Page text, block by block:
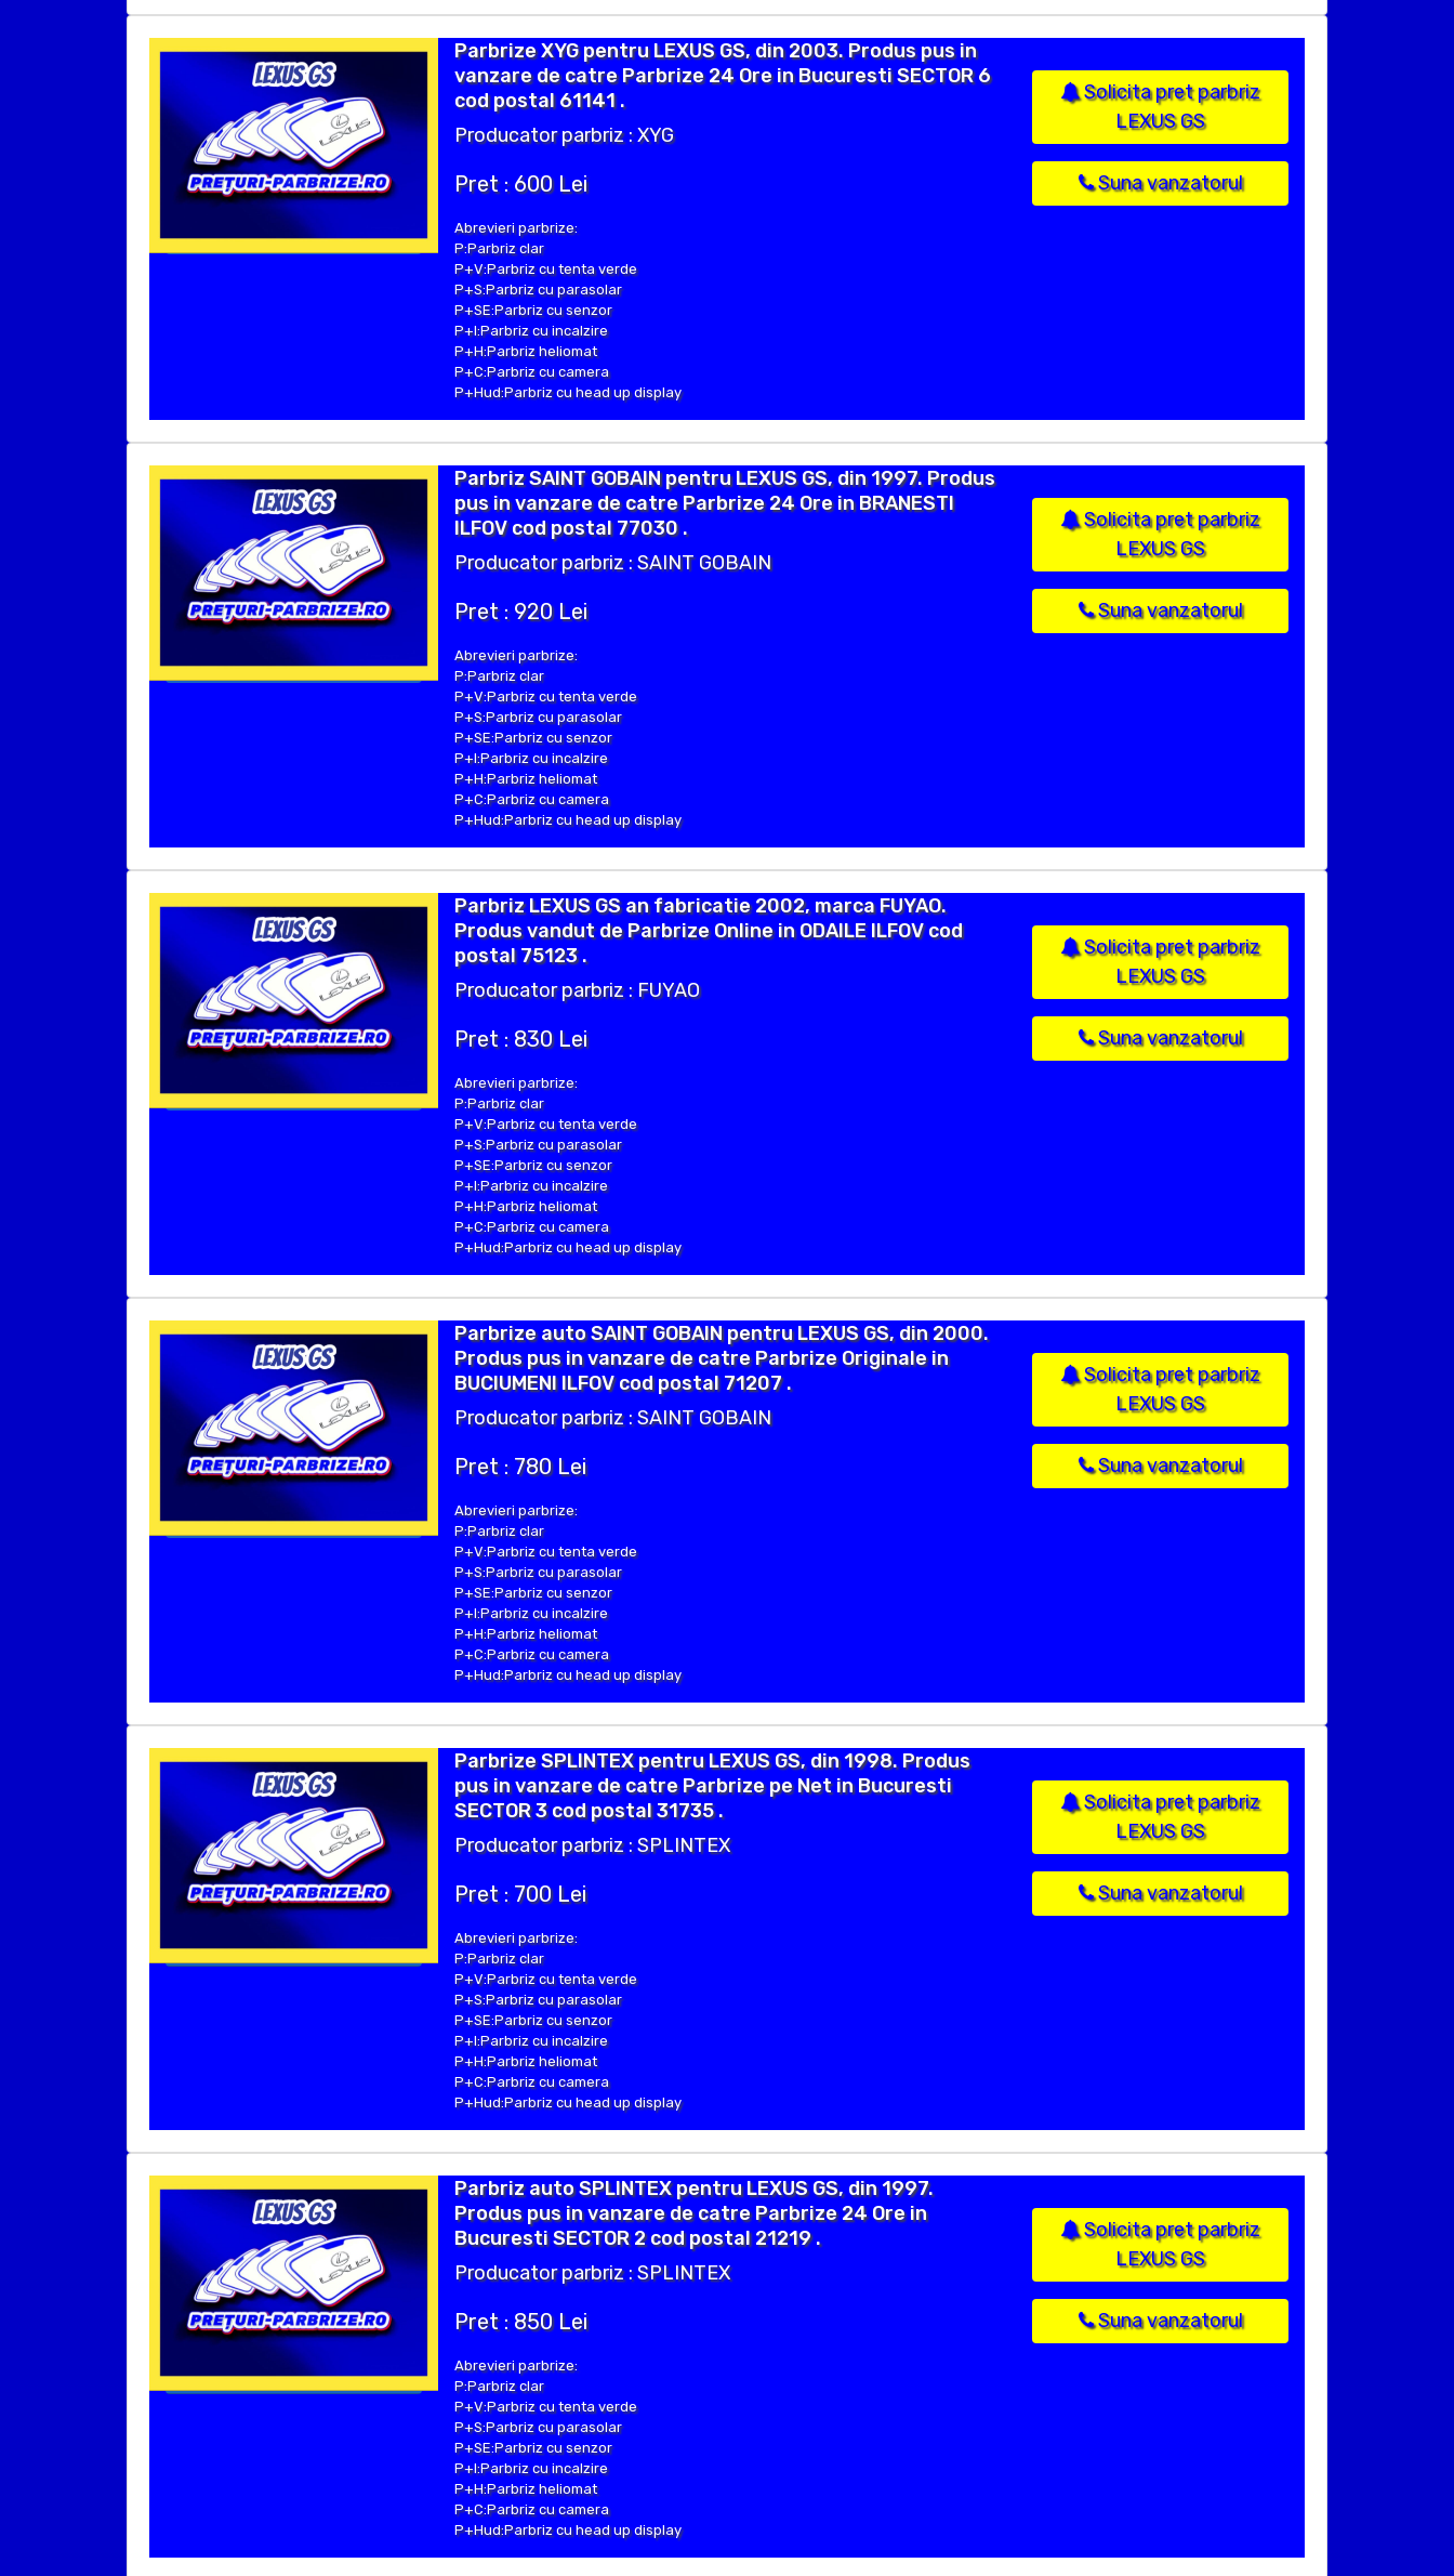
Parbrize XYG pentru LEXUS GS, din 2003. Produs pus in
vanzare de catre Parbrize 24 Ore in Bucuresti SECTOR 6
cod postal 61141 .
Producator parbriz : XYG
Pret : 600 Lei
Abrevieri parbrize:
P:Parbriz clar
P+V:Parbriz cu tenta verde
P+S:Parbriz cu parasolar
P+SE:Parbriz cu senzor
P+I:Parbriz cu incalzire
P+H:Parbriz heliomat
P+C:Parbriz cu camera
P+Hud:Parbriz cu head up display
Solicita pret parbriz
LEXUS GS
Suna vanzatorul
Parbriz SAINT GOBAIN pentru LEXUS GS, din 1997. Produs
pus in vanzare de catre Parbrize 24 Ore in BRANESTI
ILFOV cod postal 77030 .
Producator parbriz : SAINT GOBAIN
Pret : 920 Lei
Abrevieri parbrize:
P:Parbriz clar
P+V:Parbriz cu tenta verde
P+S:Parbriz cu parasolar
P+SE:Parbriz cu senzor
P+I:Parbriz cu incalzire
P+H:Parbriz heliomat
P+C:Parbriz cu camera
P+Hud:Parbriz cu head up display
Solicita pret parbriz
LEXUS GS
Suna vanzatorul
Parbriz LEXUS GS an fabricatie 2002, marca FUYAO.
Produs vandut de Parbrize Online in ODAILE ILFOV cod
postal 75123 .
Producator parbriz : FUYAO
Pret : 830 Lei
Abrevieri parbrize:
P:Parbriz clar
P+V:Parbriz cu tenta verde
P+S:Parbriz cu parasolar
P+SE:Parbriz cu senzor
P+I:Parbriz cu incalzire
P+H:Parbriz heliomat
P+C:Parbriz cu camera
P+Hud:Parbriz cu head up display
Solicita pret parbriz
LEXUS GS
Suna vanzatorul
Parbrize auto SAINT GOBAIN pentru LEXUS GS, din 2000.
Produs pus in vanzare de catre Parbrize Originale in
BUCIUMENI ILFOV cod postal 71207 .
Producator parbriz : SAINT GOBAIN
Pret : 780 Lei
Abrevieri parbrize:
P:Parbriz clar
P+V:Parbriz cu tenta verde
P+S:Parbriz cu parasolar
P+SE:Parbriz cu senzor
P+I:Parbriz cu incalzire
P+H:Parbriz heliomat
P+C:Parbriz cu camera
P+Hud:Parbriz cu head up display
Solicita pret parbriz
LEXUS GS
Suna vanzatorul
Parbrize SPLINTEX pentru LEXUS GS, din 1998. Produs
pus in vanzare de catre Parbrize pe Net in Bucuresti
SECTOR 3 cod postal 31735 .
Producator parbriz : SPLINTEX
Pret : 700 Lei
Abrevieri parbrize:
P:Parbriz clar
P+V:Parbriz cu tenta verde
P+S:Parbriz cu parasolar
P+SE:Parbriz cu senzor
P+I:Parbriz cu incalzire
P+H:Parbriz heliomat
P+C:Parbriz cu camera
P+Hud:Parbriz cu head up display
Solicita pret parbriz
LEXUS GS
Suna vanzatorul
Parbriz auto SPLINTEX pentru LEXUS GS, din 1997.
Produs pus in vanzare de catre Parbrize 24 Ore in
Bucuresti SECTOR 2 cod postal 21219 .
Producator parbriz : SPLINTEX
Pret : 850 Lei
Abrevieri parbrize:
P:Parbriz clar
P+V:Parbriz cu tenta verde
P+S:Parbriz cu parasolar
P+SE:Parbriz cu senzor
P+I:Parbriz cu incalzire
P+H:Parbriz heliomat
P+C:Parbriz cu camera
P+Hud:Parbriz cu head up display
Solicita pret parbriz
LEXUS GS
Suna vanzatorul